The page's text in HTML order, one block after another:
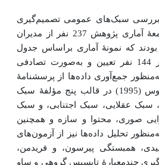
سبک‌های عمومی تصمیم‌گیری
مدیران ورزشی بود. جامعۀ آماری پژوهش 237 نفر از مدیران
که نمونۀ آماری براساس جدول
کرجسی و مورگان برابر 144 نفر تعیین و به‌صورت تصادفی
جمع‌آوری داده‌ها از پرسشنامۀ
25 سؤالی اسکات و بروس (1995) در قالب پنج مؤلفۀ سبک
سبک عقلایی، سبک اجتنابی، و سبک
صوری، محتوا و سازه و همچنین
تحلیل داده‌ها نیز از آزمون‌های
همبستگی پیرسون، و فریدمن،
چندمعیارۀ تاپسیس گروهی و ساو